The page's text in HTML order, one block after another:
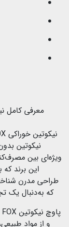
نیکوتین
ویژه‌ای بین
این برند
طراحی مدرن
که به‌دنبال یک
و از مواد